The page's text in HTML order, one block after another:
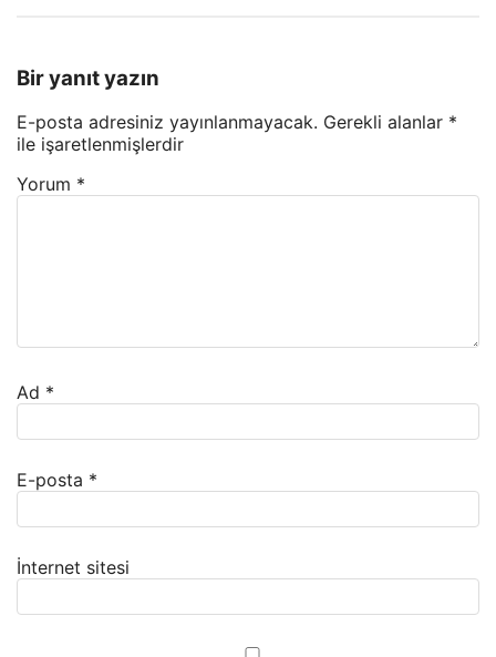
Bir yanıt yazın
E-posta adresiniz yayınlanmayacak. Gerekli alanlar *
ile işaretlenmişlerdir
Yorum *
Ad *
E-posta *
İnternet sitesi